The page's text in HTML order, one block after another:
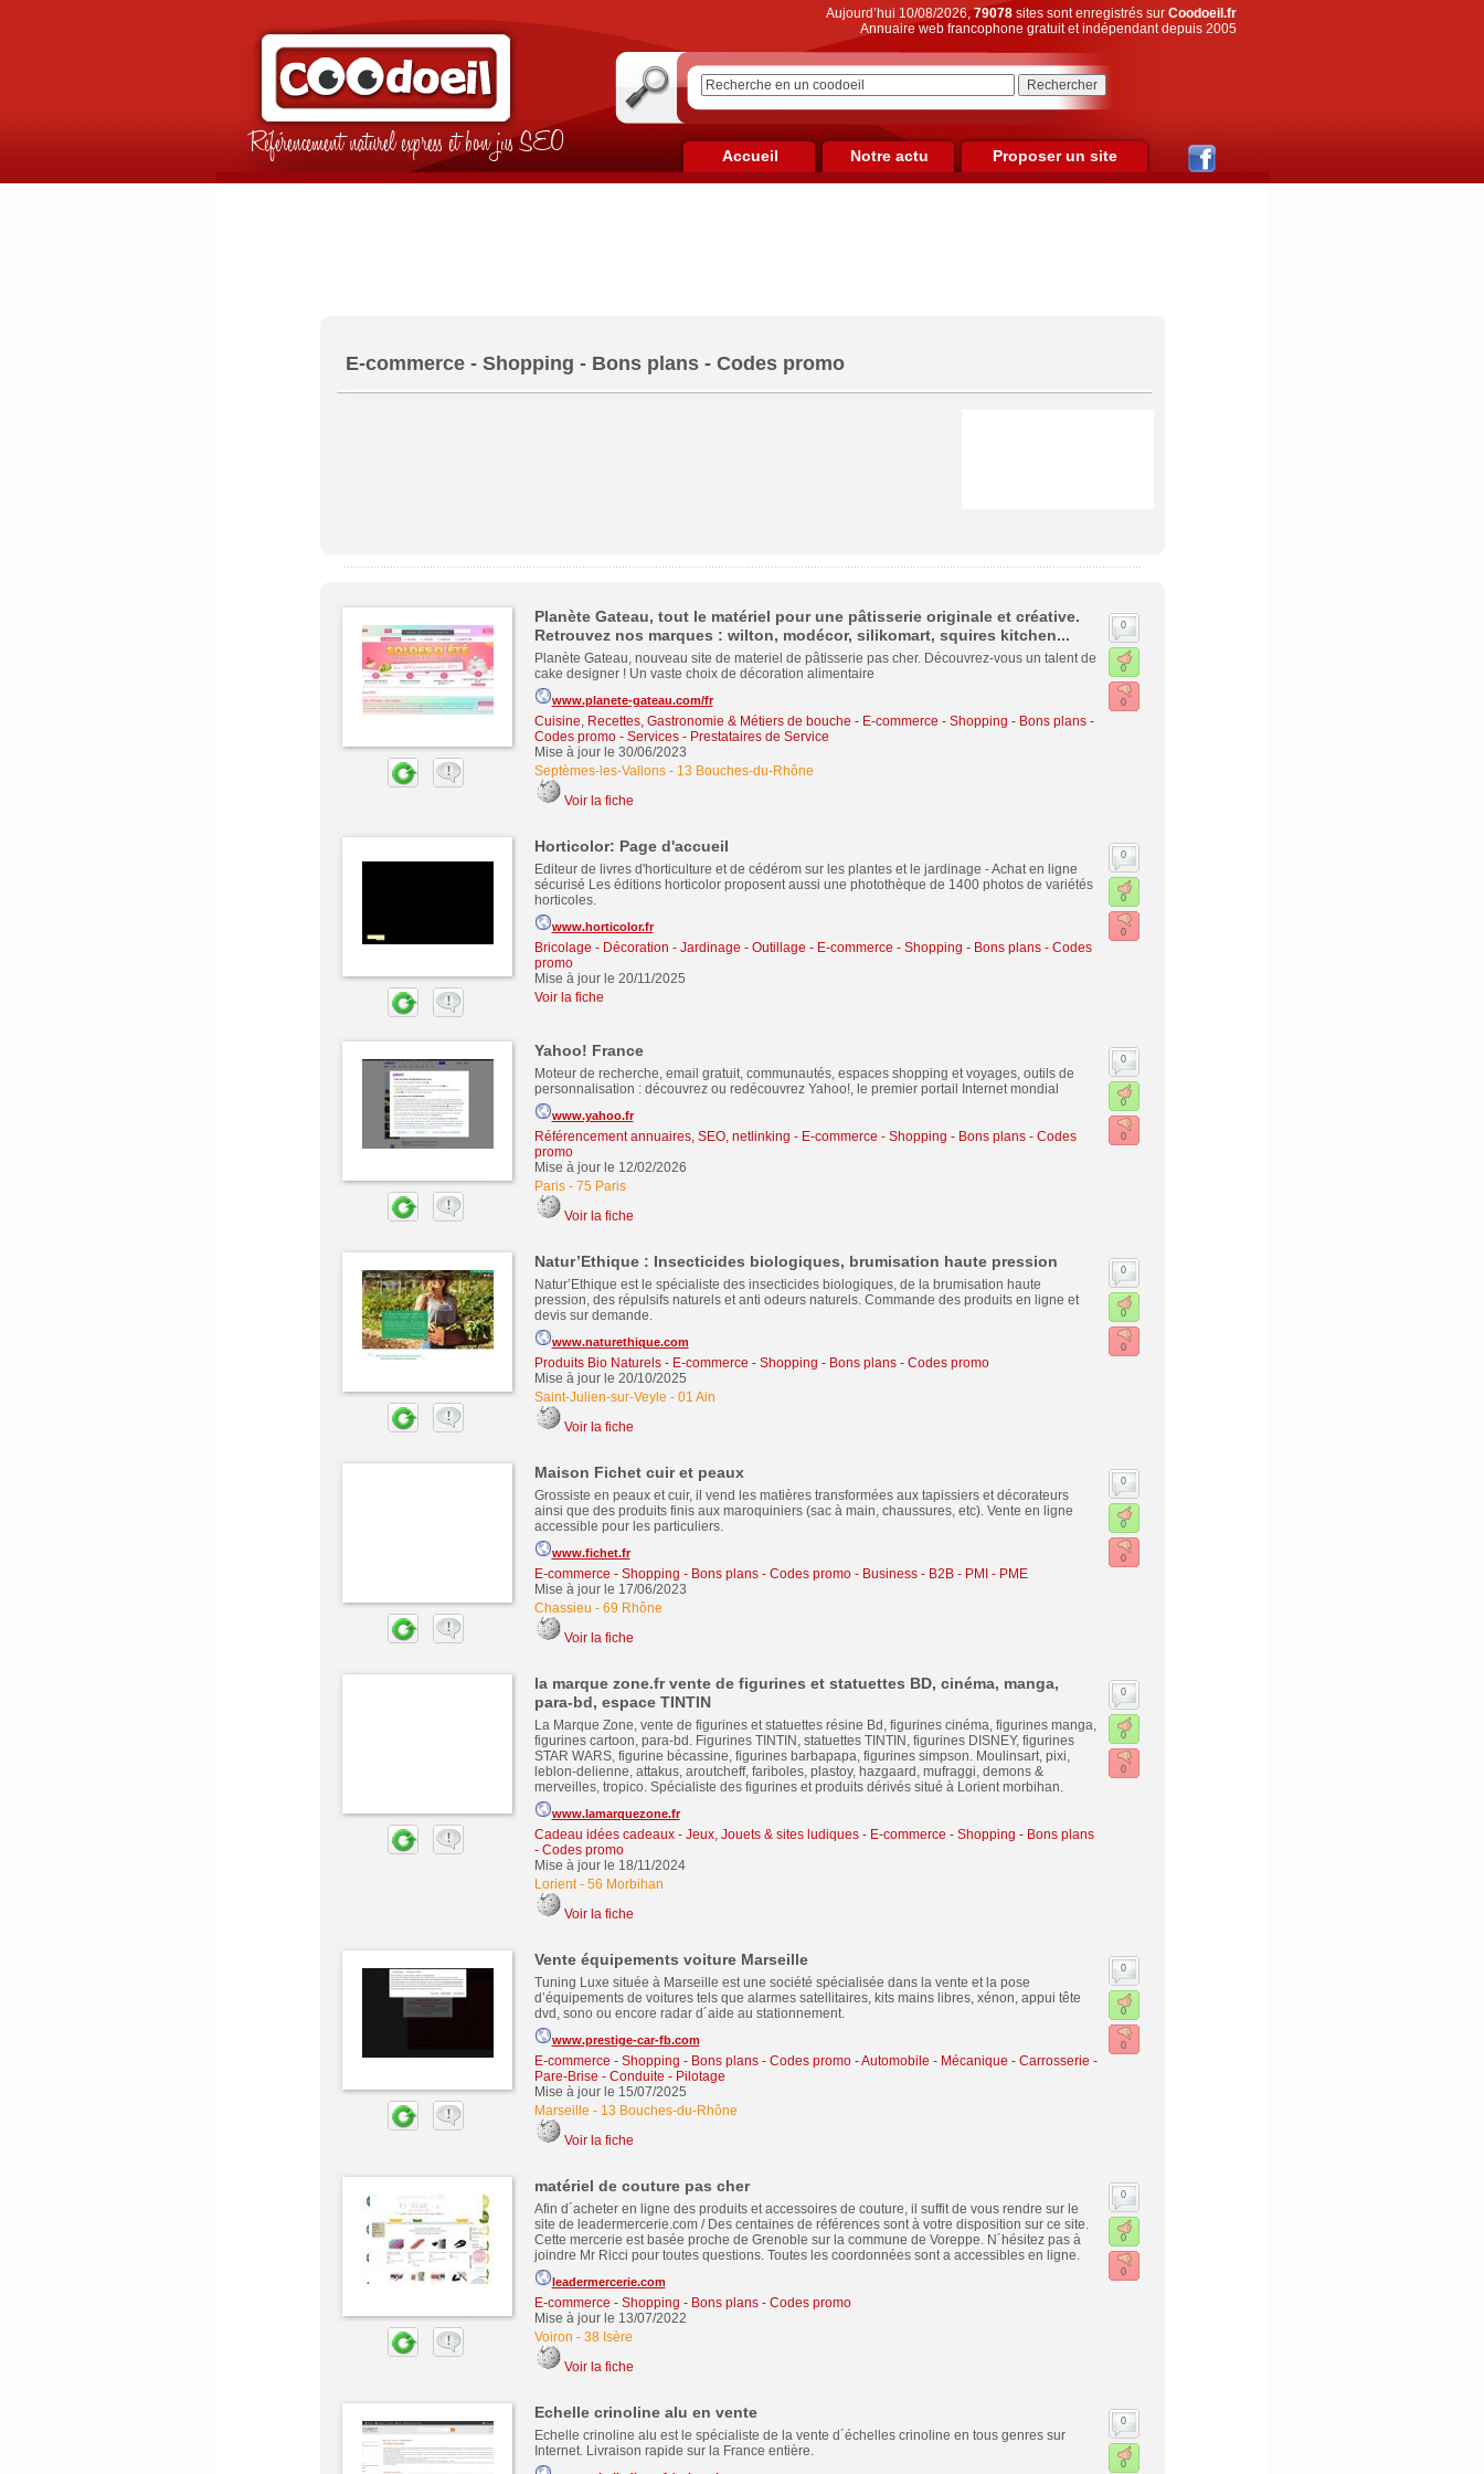
Référencement naturel express et bon jus SEO
Aujourd’hui 10/08/2026,79078sites sont enregistrés sur Coodoeil.fr
Annuaire web francophone gratuit et indépendant depuis 2005
Accueil Notre actu Proposer un site
E-commerce - Shopping - Bons plans - Codes promo
Planète Gateau, tout le matériel pour une pâtisserie originale et créative.
Retrouvez nos marques : wilton, modécor, silikomart, squires kitchen...
Planète Gateau, nouveau site de materiel de pâtisserie pas cher. Découvrez-vous un talent de
cake designer ! Un vaste choix de décoration alimentaire
www.planete-gateau.com/fr
Cuisine, Recettes, Gastronomie & Métiers de bouche - E-commerce - Shopping - Bons plans -
Codes promo- Services - Prestataires de Service
Mise à jour le 30/06/2023
Septèmes-les-Vallons- 13 Bouches-du-Rhône
Voir la fiche
0
0
0
Horticolor: Page d'accueil
Editeur de livres d'horticulture et de cédérom sur les plantes et le jardinage - Achat en ligne
sécurisé Les éditions horticolor proposent aussi une photothèque de 1400 photos de variétés
horticoles.
www.horticolor.fr
Bricolage - Décoration - Jardinage - Outillage - E-commerce - Shopping - Bons plans - Codes
promo
Mise à jour le 20/11/2025
Voir la fiche
0
0
0
Yahoo! France
Moteur de recherche, email gratuit, communautés, espaces shopping et voyages, outils de
personnalisation : découvrez ou redécouvrez Yahoo!, le premier portail Internet mondial
www.yahoo.fr
Référencement annuaires, SEO, netlinking - E-commerce - Shopping - Bons plans - Codes
promo
Mise à jour le 12/02/2026
Paris- 75 Paris
Voir la fiche
0
0
0
Natur’Ethique : Insecticides biologiques, brumisation haute pression
Natur’Ethique est le spécialiste des insecticides biologiques, de la brumisation haute
pression, des répulsifs naturels et anti odeurs naturels. Commande des produits en ligne et
devis sur demande.
www.naturethique.com
Produits Bio Naturels- E-commerce - Shopping - Bons plans - Codes promo
Mise à jour le 20/10/2025
Saint-Julien-sur-Veyle - 01 Ain
Voir la fiche
0
0
0
Maison Fichet cuir et peaux
Grossiste en peaux et cuir, il vend les matières transformées aux tapissiers et décorateurs
ainsi que des produits finis aux maroquiniers (sac à main, chaussures, etc). Vente en ligne
accessible pour les particuliers.
www.fichet.fr
E-commerce - Shopping - Bons plans - Codes promo- Business - B2B - PMI - PME
Mise à jour le 17/06/2023
Chassieu - 69 Rhône
Voir la fiche
0
0
0
la marque zone.fr vente de figurines et statuettes BD, cinéma, manga,
para-bd, espace TINTIN
La Marque Zone, vente de figurines et statuettes résine Bd, figurines cinéma, figurines manga,
figurines cartoon, para-bd. Figurines TINTIN, statuettes TINTIN, figurines DISNEY, figurines
STAR WARS, figurine bécassine, figurines barbapapa, figurines simpson. Moulinsart, pixi,
leblon-delienne, attakus, aroutcheff, fariboles, plastoy, hazgaard, mufraggi, demons &
merveilles, tropico. Spécialiste des figurines et produits dérivés situé à Lorient morbihan.
www.lamarquezone.fr
Cadeau idées cadeaux- Jeux, Jouets & sites ludiques- E-commerce - Shopping - Bons plans
- Codes promo
Mise à jour le 18/11/2024
Lorient- 56 Morbihan
Voir la fiche
0
0
0
Vente équipements voiture Marseille
Tuning Luxe située à Marseille est une société spécialisée dans la vente et la pose
d’équipements de voitures tels que alarmes satellitaires, kits mains libres, xénon, appui tête
dvd, sono ou encore radar d´aide au stationnement.
www.prestige-car-fb.com
E-commerce - Shopping - Bons plans - Codes promo-Automobile - Mécanique - Carrosserie -
Pare-Brise - Conduite - Pilotage
Mise à jour le 15/07/2025
Marseille - 13 Bouches-du-Rhône
Voir la fiche
0
0
0
matériel de couture pas cher
Afin d´acheter en ligne des produits et accessoires de couture, il suffit de vous rendre sur le
site de leadermercerie.com / Des centaines de références sont à votre disposition sur ce site.
Cette mercerie est basée proche de Grenoble sur la commune de Voreppe. N´hésitez pas à
joindre Mr Ricci pour toutes questions. Toutes les coordonnées sont a accessibles en ligne.
leadermercerie.com
E-commerce - Shopping - Bons plans - Codes promo
Mise à jour le 13/07/2022
Voiron - 38 Isère
Voir la fiche
0
0
0
Echelle crinoline alu en vente
Echelle crinoline alu est le spécialiste de la vente d´échelles crinoline en tous genres sur
Internet. Livraison rapide sur la France entière.
0
0